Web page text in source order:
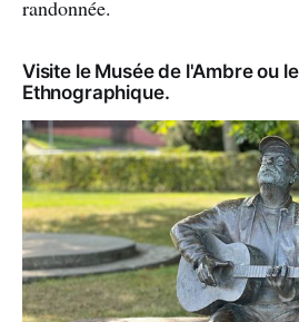
randonnée.
Visite le Musée de l'Ambre ou
Ethnographique.